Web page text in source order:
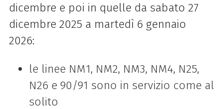
dicembre e poi in quelle da sabato 27
dicembre 2025 a martedì 6 gennaio
2026:
le linee NM1, NM2, NM3, NM4, N25,
N26 e 90/91 sono in servizio come al
solito